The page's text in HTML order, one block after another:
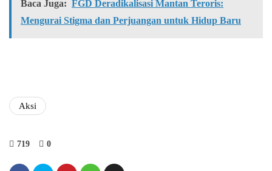
Baca Juga: FGD Deradikalisasi Mantan Teroris:
Mengurai Stigma dan Perjuangan untuk Hidup Baru
Aksi
719 0